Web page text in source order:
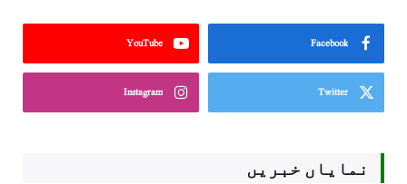
Facebook
YouTube
Twitter
Instagram
نمایاں خبریں